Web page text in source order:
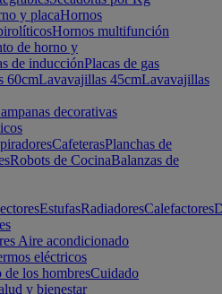
y placaHornos
Hornos multifunción
de horno y
de inducciónPlacas de gas
60cmLavavajillas 45cmLavavajillas
decorativas
CafeterasPlanchas de
Robots de CocinaBalanzas de
EstufasRadiadoresCalefactores
Aire acondicionado
eléctricos
de los hombresCuidado
y bienestar